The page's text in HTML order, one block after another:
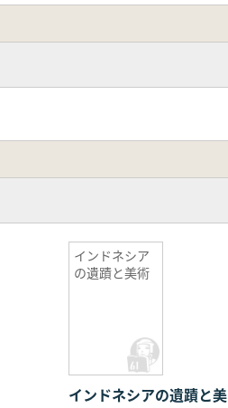
インドネシア
の遺蹟と美術
インドネシアの遺蹟と美